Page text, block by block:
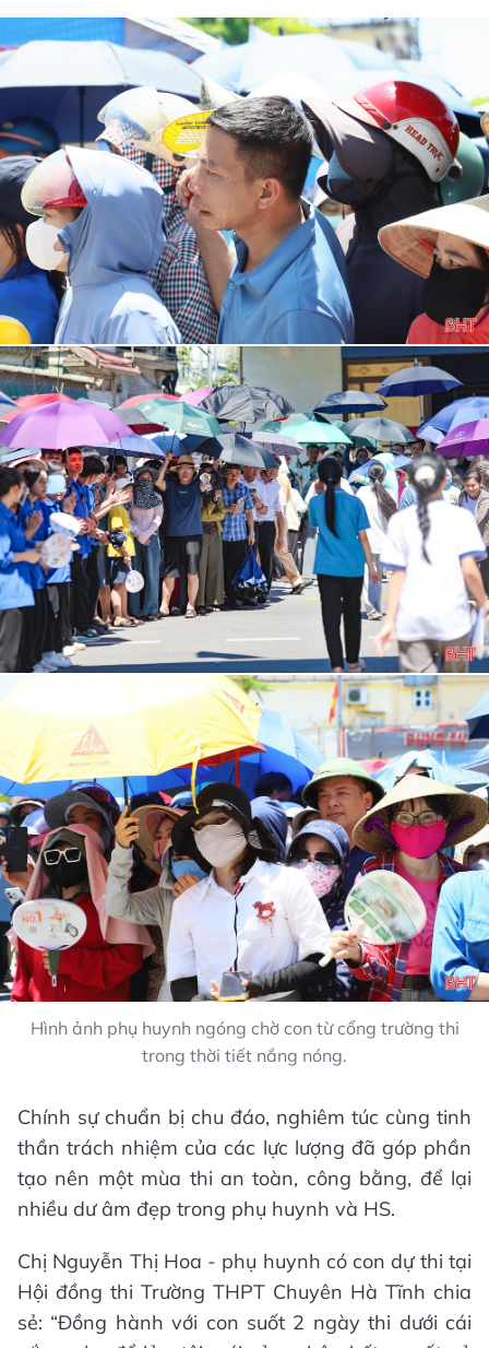
Hình ảnh phụ huynh ngóng chờ con từ cổng trường thi
trong thời tiết nắng nóng.
Chính sự chuẩn bị chu đáo, nghiêm túc cùng tinh
thần trách nhiệm của các lực lượng đã góp phần
tạo nên một mùa thi an toàn, công bằng, để lại
nhiều dư âm đẹp trong phụ huynh và HS.
Chị Nguyễn Thị Hoa - phụ huynh có con dự thi tại
Hội đồng thi Trường THPT Chuyên Hà Tĩnh chia
sẻ: “Đồng hành với con suốt 2 ngày thi dưới cái